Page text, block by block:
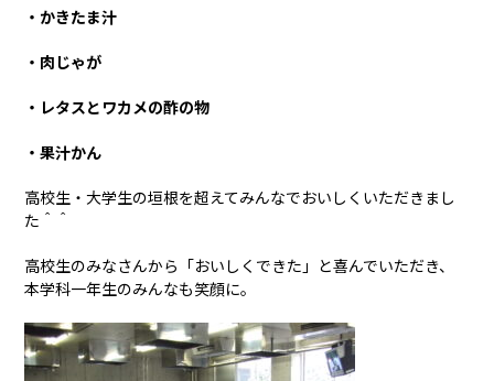
・かきたま汁
・肉じゃが
・レタスとワカメの酢の物
・果汁かん
高校生・大学生の垣根を超えてみんなでおいしくいただきまし
た＾＾
高校生のみなさんから「おいしくできた」と喜んでいただき、
本学科一年生のみんなも笑顔に。